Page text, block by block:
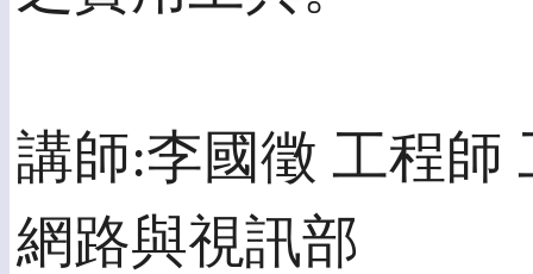
講師:李國徵 工程師
網路與視訊部